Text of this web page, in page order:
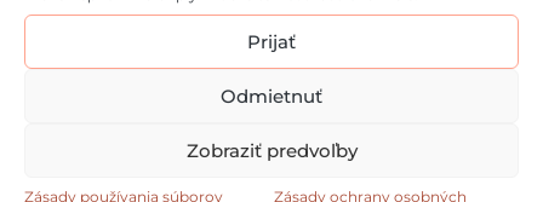
Prijať
Odmietnuť
Zobraziť predvoľby
Zásady používania súborov
Zásady ochrany osobných